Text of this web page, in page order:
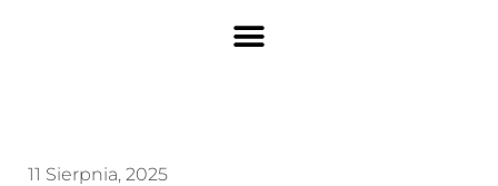
11 Sierpnia, 2025